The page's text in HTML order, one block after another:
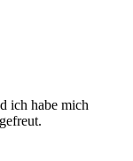
ich habe mich